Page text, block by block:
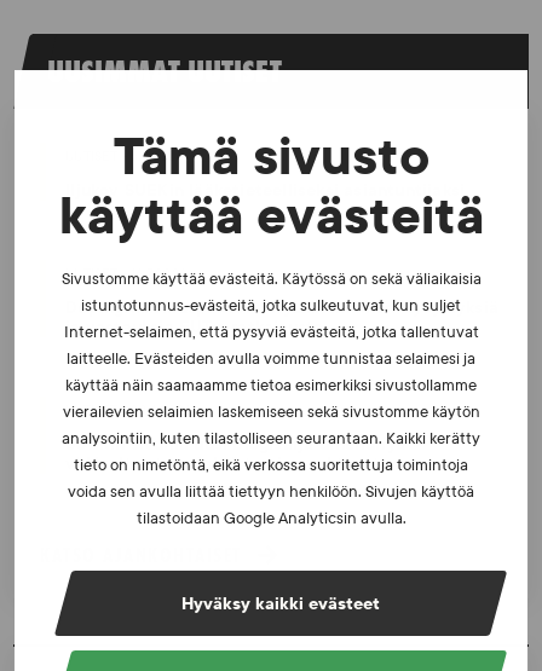
Tämä sivusto
käyttää evästeitä
Sivustomme käyttää evästeitä. Käytössä on sekä väliaikaisia
istuntotunnus-evästeitä, jotka sulkeutuvat, kun suljet
Internet-selaimen, että pysyviä evästeitä, jotka tallentuvat
laitteelle. Evästeiden avulla voimme tunnistaa selaimesi ja
käyttää näin saamaamme tietoa esimerkiksi sivustollamme
vierailevien selaimien laskemiseen sekä sivustomme käytön
analysointiin, kuten tilastolliseen seurantaan. Kaikki kerätty
tieto on nimetöntä, eikä verkossa suoritettuja toimintoja
voida sen avulla liittää tiettyyn henkilöön. Sivujen käyttöä
tilastoidaan Google Analyticsin avulla.
Hyväksy kaikki evästeet
UUSIMMAT UUTISET
UUTISET - 5.8.2026
Iljukov SUEKin lääketieteelliseksi asiantuntijaksi
UUTISET - 16.7.2026
Dopingrikkomuspäätösten julkistaminen: kysymyksiä
ja vastauksia EUT:n ratkaisusta
UUTISET - 30.6.2026
SUEKin sivuilla uusi blogisarja urheilun ja
väkivaltaisten alakulttuurien suhteesta